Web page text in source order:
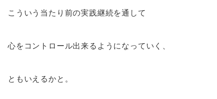
こういう当たり前の実践継続を通して
心をコントロール出来るようになっていく、
ともいえるかと。